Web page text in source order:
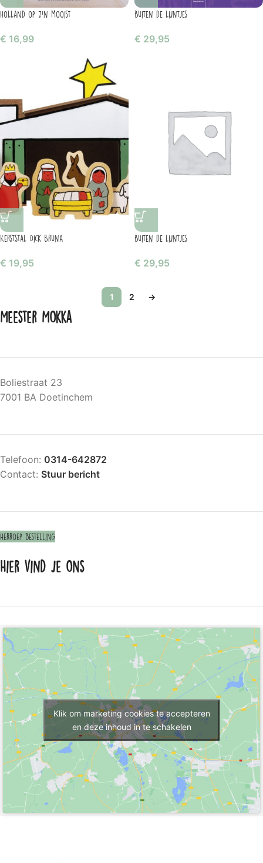
Holland op z’n mooist
€ 16,99
Buiten de lijntjes
€ 29,95
Kerststal Dick Bruna
€ 19,95
Buiten de lijntjes
€ 29,95
1 2 →
Meester Mokka
Boliestraat 23
7001 BA Doetinchem
Telefoon: 0314-642872
Contact: Stuur bericht
Herroep bestelling
Hier vind je ons
Klik om marketing cookies te accepteren
en deze inhoud in te schakelen